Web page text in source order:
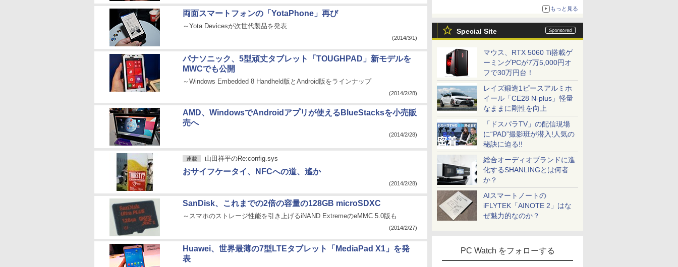
ウス「Mobi Fold」。その気になるギミックと
もっと見る
Special Site
マウス、RTX 5060 Ti搭載ゲ
ーミングPCが7万5,000円オ
フで30万円台！
レイズ鍛造1ピースアルミホ
イール「CE28 N-plus」軽量
なままに剛性を向上
「ドスパラTV」の配信現場
に“PAD”撮影班が潜入!人気の
秘訣に迫る!!
総合オーディオブランドに進
化するSHANLINGとは何者
か？
AIスマートノートの
iFLYTEK「AINOTE 2」はな
ぜ魅力的なのか？
PC Watch をフォローする
両面スマートフォンの「YotaPhone」再び
～Yota Devicesが次世代製品を発表
(2014/3/1)
パナソニック、5型頑丈タブレット「TOUGHPAD」新モデルを
MWCでも公開
～Windows Embedded 8 Handheld版とAndroid版をラインナップ
(2014/2/28)
AMD、WindowsでAndroidアプリが使えるBlueStacksを小売販
売へ
(2014/2/28)
連載 山田祥平のRe:config.sys
おサイフケータイ、NFCへの道、遙か
(2014/2/28)
SanDisk、これまでの2倍の容量の128GB microSDXC
～スマホのストレージ性能を引き上げるiNAND ExtremeのeMMC 5.0版も
(2014/2/27)
Huawei、世界最薄の7型LTEタブレット「MediaPad X1」を発
表